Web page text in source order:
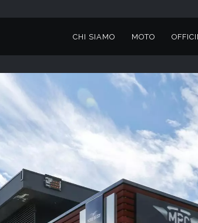
CHI SIAMO MOTO
SEDE AD